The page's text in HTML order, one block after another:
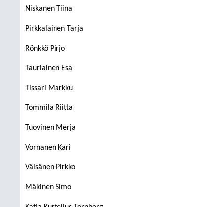
Niskanen Tiina
Pirkkalainen Tarja
Rönkkö Pirjo
Tauriainen Esa
Tissari Markku
Tommila Riitta
Tuovinen Merja
Vornanen Kari
Väisänen Pirkko
Mäkinen Simo